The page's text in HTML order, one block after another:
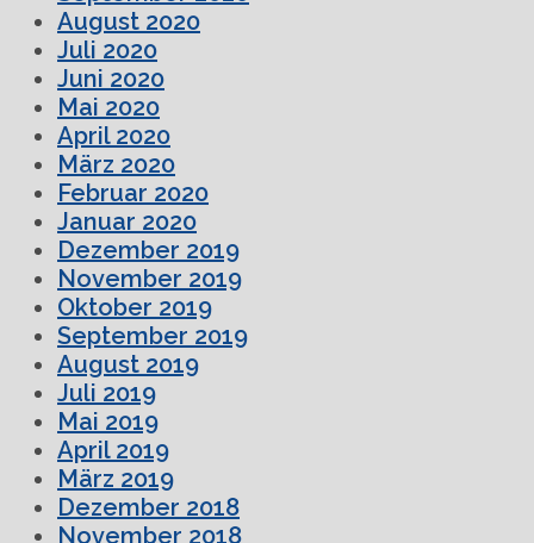
August 2020
Juli 2020
Juni 2020
Mai 2020
April 2020
März 2020
Februar 2020
Januar 2020
Dezember 2019
November 2019
Oktober 2019
September 2019
August 2019
Juli 2019
Mai 2019
April 2019
März 2019
Dezember 2018
November 2018